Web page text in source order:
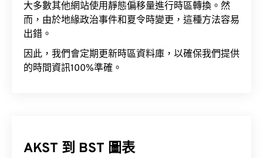
大多數其他網站使用靜態偏移量進行時區轉換。然
而，由於地緣政治事件和夏令時變更，這種方法容易
出錯。
因此，我們會定期更新時區資料庫，以確保我們提供
的時間資訊100%準確。
AKST 到 BST 圖表